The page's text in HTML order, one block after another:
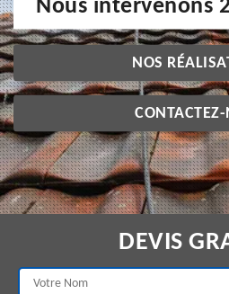
Nous intervenons
NOS
DEVIS